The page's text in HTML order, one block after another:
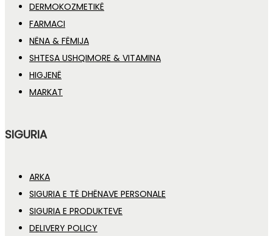
DERMOKOZMETIKË
FARMACI
NËNA & FËMIJA
SHTESA USHQIMORE & VITAMINA
HIGJENË
MARKAT
SIGURIA
ARKA
SIGURIA E TË DHËNAVE PERSONALE
SIGURIA E PRODUKTEVE
DELIVERY POLICY